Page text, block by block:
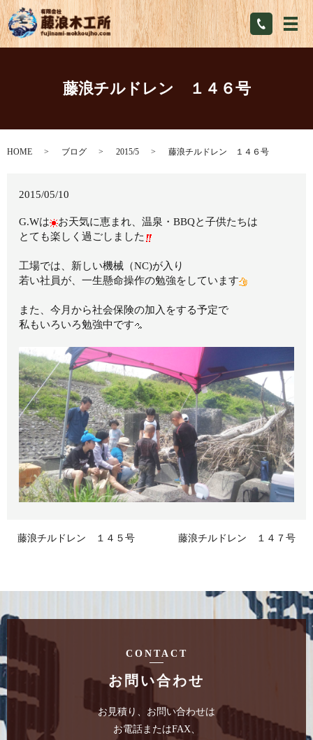
メ
藤浪チルドレン １４６号
HOME ブログ 2015/5 藤浪チルドレン １４６号
2015/05/10
G.Wは
お天気に恵まれ、温泉・BBQと子供たちは
とても楽しく過ごしました
工場では、新しい機械（NC)が入り
若い社員が、一生懸命操作の勉強をしています
また、今月から社会保険の加入をする予定で
私もいろいろ勉強中です
藤浪チルドレン １４５号 藤浪チルドレン １４７号
CONTACT
お問い合わせ
お見積り、お問い合わせは
お電話またはFAX、